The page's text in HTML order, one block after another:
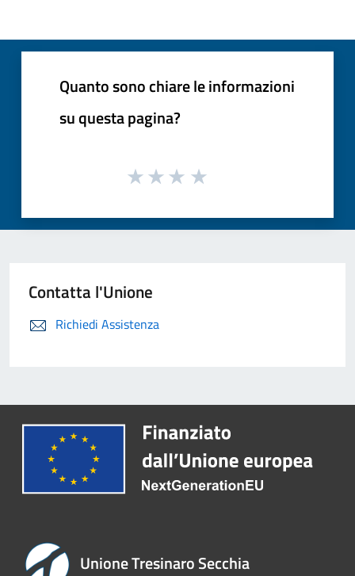
Quanto sono chiare le informazioni
su questa pagina?
Contatta l'Unione
Richiedi Assistenza
Unione Tresinaro Secchia